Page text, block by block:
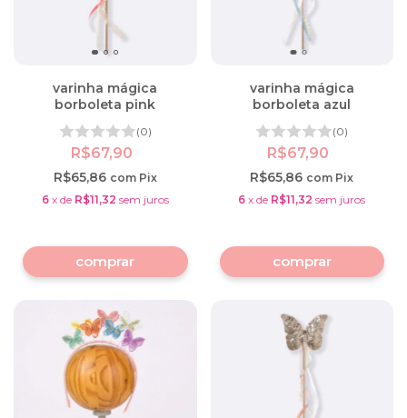
varinha mágica
borboleta pink
(0)
R$67,90
R$65,86 com Pix
6 x de R$11,32 sem juros
varinha mágica
borboleta azul
(0)
R$67,90
R$65,86 com Pix
6 xde R$11,32 sem juros